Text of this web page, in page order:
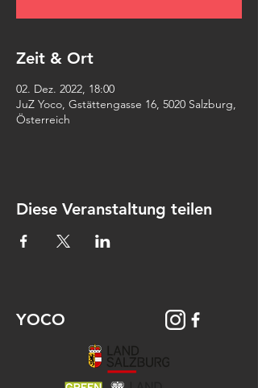
Zeit & Ort
02. Dez. 2022, 18:00
JuZ Yoco, Gstättengasse 16, 5020 Salzburg,
Österreich
Diese Veranstaltung teilen
YOCO